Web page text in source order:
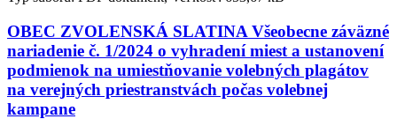
OBEC ZVOLENSKÁ SLATINA Všeobecne záväzné
nariadenie č. 1/2024 o vyhradení miest a ustanovení
podmienok na umiestňovanie volebných plagátov
na verejných priestranstvách počas volebnej
kampane